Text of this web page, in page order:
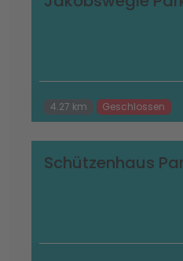
4.27 km Geschlossen
Schützenhaus